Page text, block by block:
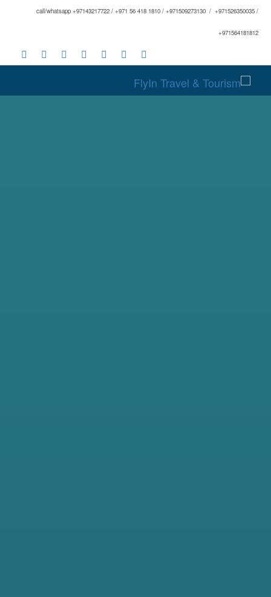
call/whatsapp +97143217722 / +971 56 418 1810 / +971509273130 / +971526350035 /
+971564181812